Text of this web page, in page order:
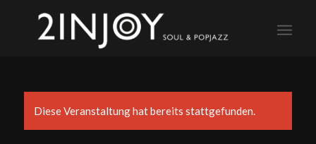
Diese Veranstaltung hat bereits stattgefunden.